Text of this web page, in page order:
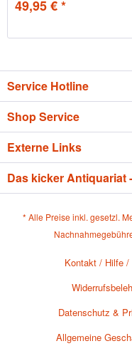
49,95 € *
Service Hotline
Shop Service
Externe Links
Das kicker Antiquariat
* Alle Preise inkl. gesetzl.
Kontakt / Hilfe /
Datenschutz &
Allgemeine